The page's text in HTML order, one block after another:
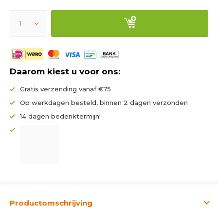
Daarom kiest u voor ons:
Gratis verzending vanaf €75
Op werkdagen besteld, binnen 2 dagen verzonden
14 dagen bedenktermijn!
Productomschrijving